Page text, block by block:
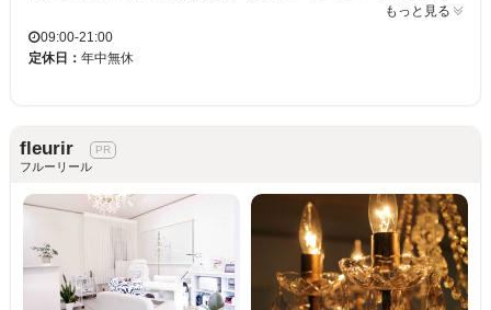
もっと見る
09:00-21:00
定休日： 年中無休
fleurir
フルーリール